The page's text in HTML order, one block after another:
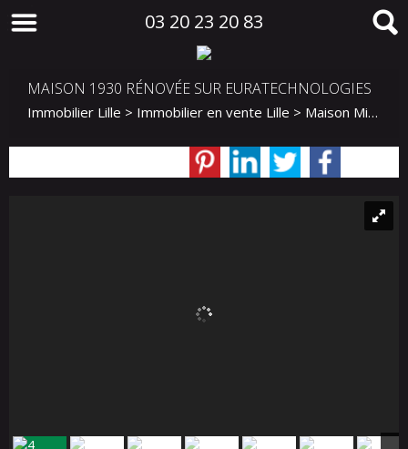
03 20 23 20 83
MAISON 1930 RÉNOVÉE SUR EURATECHNOLOGIES
Immobilier Lille > Immobilier en vente Lille > Maison Mitoyenne 2 côtés en vente Lille